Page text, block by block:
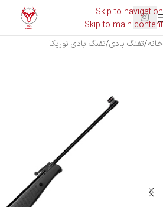
Skip to navigation
Skip to main content
خانه/تفنگ بادی/تفنگ بادی نوریکا